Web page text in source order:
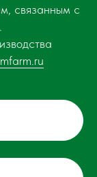
связанным с